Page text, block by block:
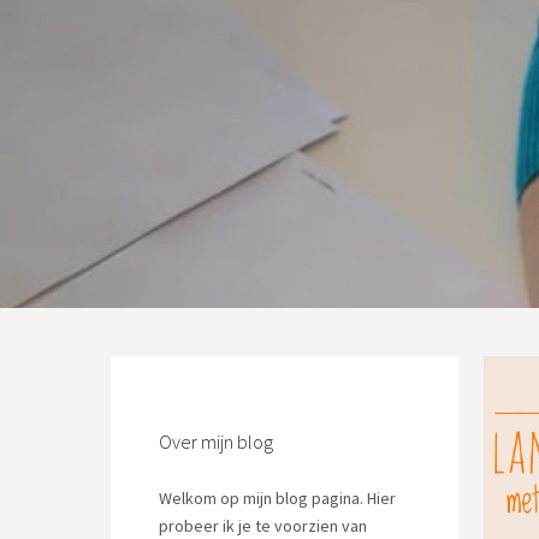
Over mijn blog
Welkom op mijn blog pagina. Hier
probeer ik je te voorzien van